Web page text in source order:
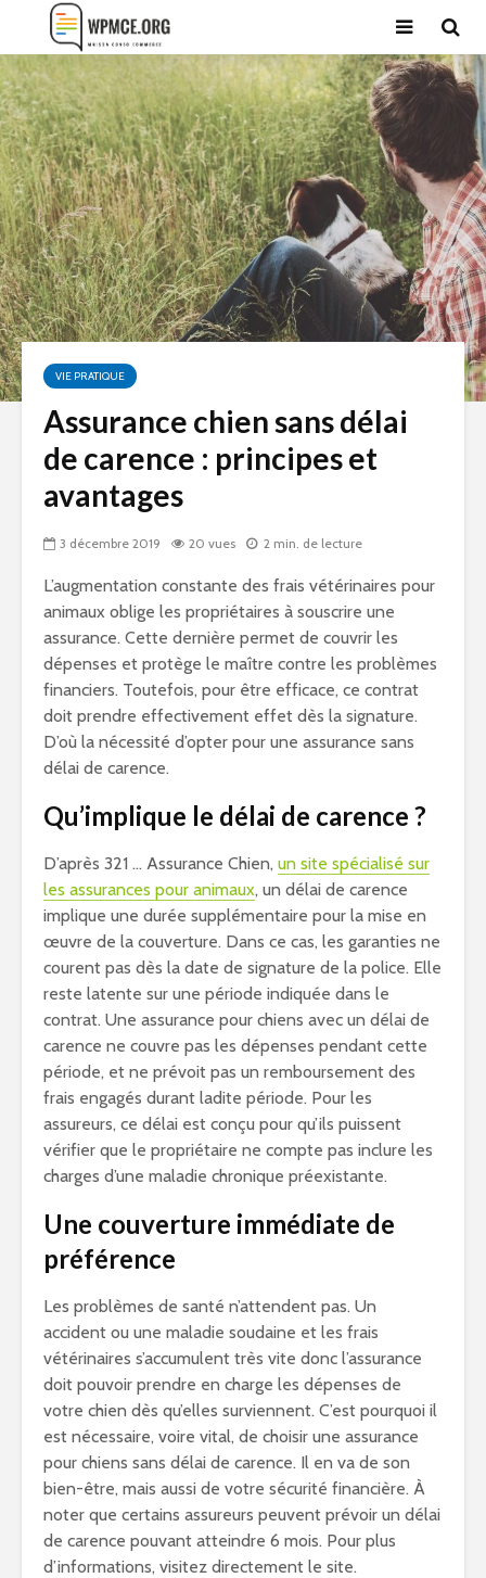
VIE PRATIQUE
Assurance chien sans délai
de carence : principes et
avantages
3 décembre 2019 20 vues 2 min. de lecture
L’augmentation constante des frais vétérinaires pour
animaux oblige les propriétaires à souscrire une
assurance. Cette dernière permet de couvrir les
dépenses et protège le maître contre les problèmes
financiers. Toutefois, pour être efficace, ce contrat
doit prendre effectivement effet dès la signature.
D’où la nécessité d’opter pour une assurance sans
délai de carence.
Qu’implique le délai de carence ?
D’après 321 … Assurance Chien, un site spécialisé sur
les assurances pour animaux, un délai de carence
implique une durée supplémentaire pour la mise en
œuvre de la couverture. Dans ce cas, les garanties ne
courent pas dès la date de signature de la police. Elle
reste latente sur une période indiquée dans le
contrat. Une assurance pour chiens avec un délai de
carence ne couvre pas les dépenses pendant cette
période, et ne prévoit pas un remboursement des
frais engagés durant ladite période. Pour les
assureurs, ce délai est conçu pour qu’ils puissent
vérifier que le propriétaire ne compte pas inclure les
charges d’une maladie chronique préexistante.
Une couverture immédiate de
préférence
Les problèmes de santé n’attendent pas. Un
accident ou une maladie soudaine et les frais
vétérinaires s’accumulent très vite donc l’assurance
doit pouvoir prendre en charge les dépenses de
votre chien dès qu’elles surviennent. C’est pourquoi il
est nécessaire, voire vital, de choisir une assurance
pour chiens sans délai de carence. Il en va de son
bien-être, mais aussi de votre sécurité financière. À
noter que certains assureurs peuvent prévoir un délai
de carence pouvant atteindre 6 mois. Pour plus
d’informations, visitez directement le site.